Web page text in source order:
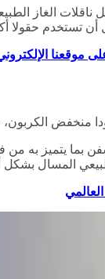
ناقلات الغاز
أن تستخدم حقولا
منخفض
يتميز به من
المسال بشكل